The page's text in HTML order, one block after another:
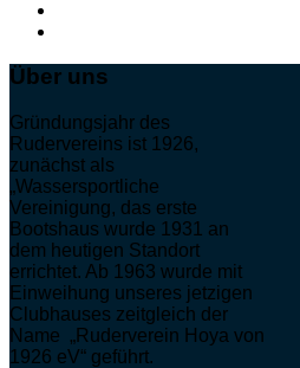
Über uns
Gründungsjahr des
Rudervereins ist 1926,
zunächst als
„Wassersportliche
Vereinigung, das erste
Bootshaus wurde 1931 an
dem heutigen Standort
errichtet. Ab 1963 wurde mit
Einweihung unseres jetzigen
Clubhauses zeitgleich der
Name „Ruderverein Hoya von
1926 eV“ geführt.